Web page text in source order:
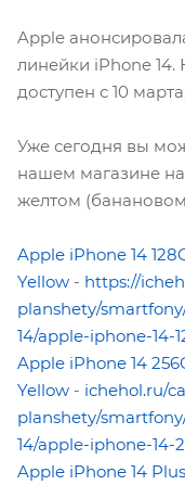
Apple
линейки iPhone 14.
доступен с 10
Уже сегодня вы
нашем магазине на
желтом
Apple iPhone 14
Yellow - https://
planshety/
14/apple-iphone-14-
Apple iPhone 14
Yellow - ichehol.ru/
planshety/
14/apple-iphone-14-
Apple iPhone 14